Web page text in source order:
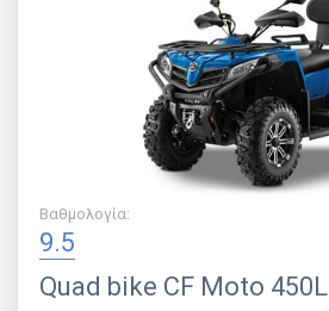
Βαθμολογία:
9.5
Quad bike CF Moto 450L